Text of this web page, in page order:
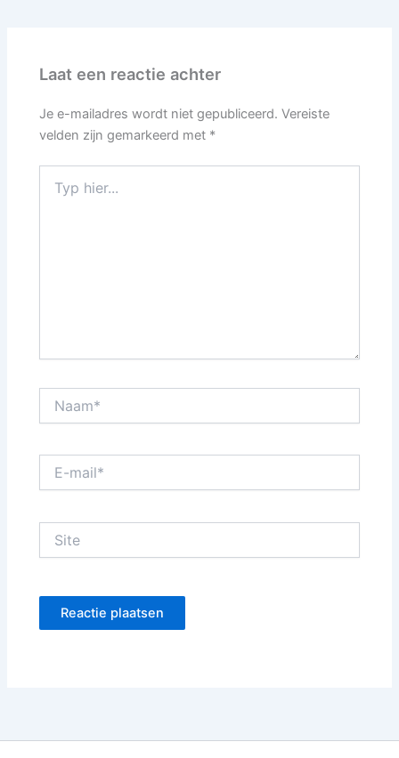
Laat een reactie achter
Je e-mailadres wordt niet gepubliceerd. Vereiste
velden zijn gemarkeerd met *
hier...
mail*